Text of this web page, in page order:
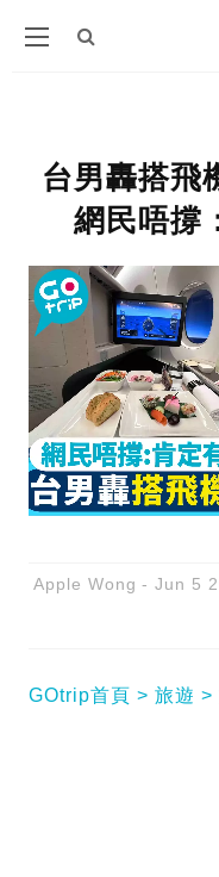
台男轟搭飛
網民唔撐
Apple Wong Jun 5
GOtrip首頁 旅遊